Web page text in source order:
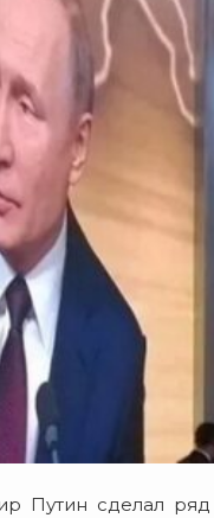
Путин сделал